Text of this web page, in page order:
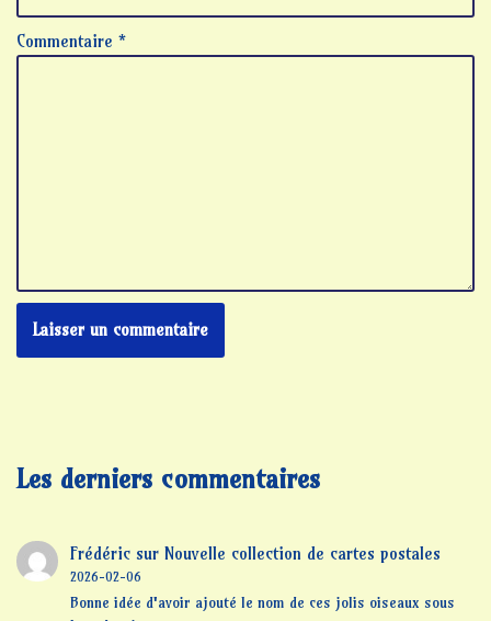
Commentaire *
Les derniers commentaires
Frédéricsur Nouvelle collection de cartes postales
2026-02-06
Bonne idée d'avoir ajouté le nom de ces jolis oiseaux sous